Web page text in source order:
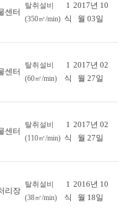
센터
탈취설비
(350㎥/min)
1
식
2017년 10
월 03일
센터
탈취설비
(60㎥/min)
1
식
2017년 02
월 27일
센터
탈취설비
(110㎥/min)
1
식
2017년 02
월 27일
리장
탈취설비
(38㎥/min)
1
식
2016년 10
월 18일